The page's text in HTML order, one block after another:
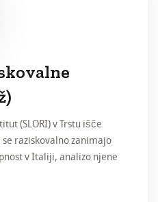
(SLORI) v Trstu išče
raziskovalno zanimajo
v Italiji, analizo njene